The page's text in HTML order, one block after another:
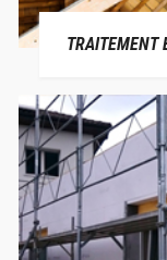
TRAITEMENT